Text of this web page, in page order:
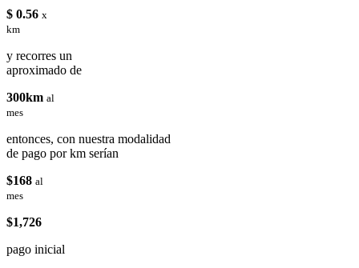
$ 0.56 x
km
y recorres un
aproximado de
300km al
mes
entonces, con nuestra modalidad
de pago por km serían
$168 al
mes
$1,726
pago inicial